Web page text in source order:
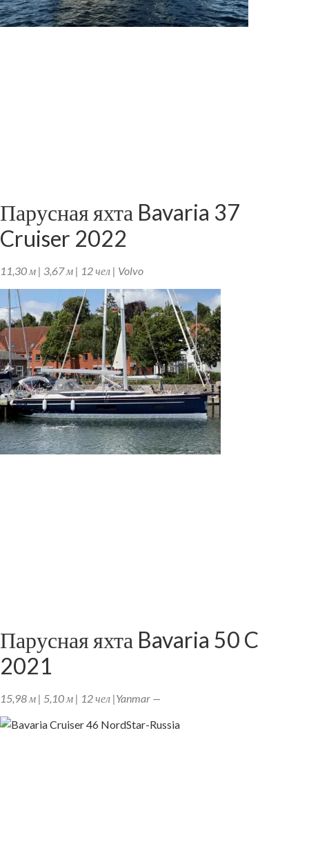
Парусная яхта Bavaria 37
Cruiser 2022
11,30 м | 3,67 м | 12 чел | Volvo
Парусная яхта Bavaria 50 C
2021
15,98 м | 5,10 м | 12 чел |Yanmar —